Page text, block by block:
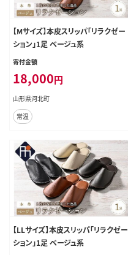
【Mサイズ】本皮スリッパ「リラクゼー
ション」1足 ベージュ系
寄付金額
18,000円
山形県河北町
常温
【LLサイズ】本皮スリッパ「リラクゼー
ション」1足 ベージュ系